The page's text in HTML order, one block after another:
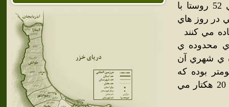
گنجعلي محله ، صادات محله ، تشكيل شده واين شهرستان داراي 52 روستا با
در روز هاي
مي كنند
داراي محدوده ي
ي شهري آن
مي باشد طول شبكه ي معابر آن 5/23 كيلومتر بوده كه
مساحت مساحت پارك شهر آن 18 هزار متر مربع و فضاي سبز آن 20 هكتار مي